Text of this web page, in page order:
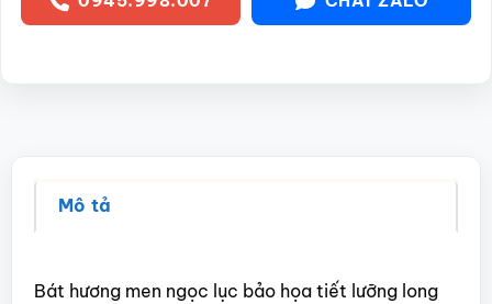
Mô tả
Bát hương men ngọc lục bảo họa tiết lưỡng long